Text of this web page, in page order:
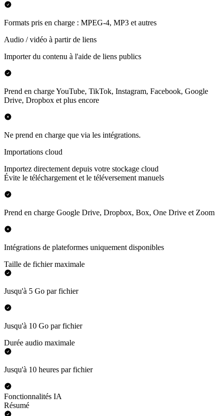
Formats pris en charge : MPEG-4, MP3 et autres
Audio / vidéo à partir de liens
Importer du contenu à l'aide de liens publics
Prend en charge YouTube, TikTok, Instagram, Facebook, Google
Drive, Dropbox et plus encore
Ne prend en charge que via les intégrations.
Importations cloud
Importez directement depuis votre stockage cloud
Évite le téléchargement et le téléversement manuels
Prend en charge Google Drive, Dropbox, Box, One Drive et Zoom
Intégrations de plateformes uniquement disponibles
Taille de fichier maximale
Jusqu'à 5 Go par fichier
Jusqu'à 10 Go par fichier
Durée audio maximale
Jusqu'à 10 heures par fichier
Fonctionnalités IA
Résumé